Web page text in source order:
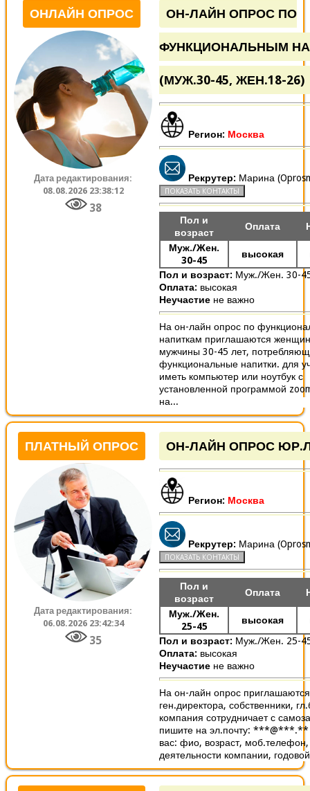
ОНЛАЙН ОПРОС
Дата редактирования:
08.08.2026 23:38:12
38
ОН-ЛАЙН ОПРОС ПО
ФУНКЦИОНАЛЬНЫМ
(МУЖ.30-45, ЖЕН.18-26)
Регион: Москва
Рекрутер: Марина
Пол и
возраст
Оплата
Муж./Жен.
30-45
высокая
Пол и возраст: Муж./Жен. 30-
Оплата: высокая
Неучастие не важно
На он-лайн опрос по
напиткам приглашаются
мужчины 30-45 лет,
функциональные напитки. для
иметь компьютер или ноутбук с
установленной программой
на...
ПЛАТНЫЙ ОПРОС
Дата редактирования:
06.08.2026 23:42:34
35
ОН-ЛАЙН ОПРОС
Регион: Москва
Рекрутер: Марина
Пол и
возраст
Оплата
Муж./Жен.
25-45
высокая
Пол и возраст: Муж./Жен. 25-
Оплата: высокая
Неучастие не важно
На он-лайн опрос приглашаются
ген.директора, собственники,
компания сотрудничает с
пишите на эл.почту: ***@***.**
вас: фио, возраст,
деятельности компании,